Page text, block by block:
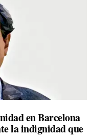
en Barcelona
la indignidad que